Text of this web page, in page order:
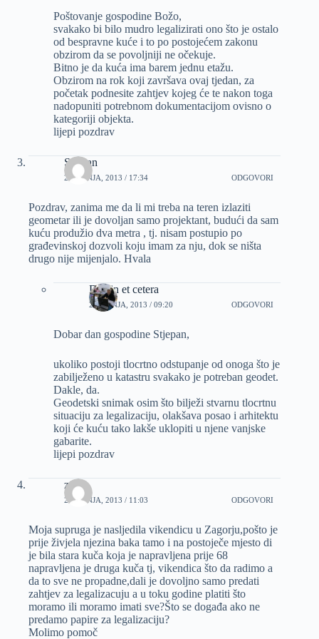
Poštovanje gospodine Božo,
svakako bi bilo mudro legalizirati ono što je ostalo
od bespravne kuće i to po postojećem zakonu
obzirom da se povoljniji ne očekuje.
Bitno je da kuća ima barem jednu etažu.
Obzirom na rok koji završava ovaj tjedan, za
početak podnesite zahtjev kojeg će te nakon toga
nadopuniti potrebnom dokumentacijom ovisno o
kategoriji objekta.
lijepi pozdrav
Stjepan
24 LIPNJA, 2013 / 17:34 ODGOVORI
Pozdrav, zanima me da li mi treba na teren izlaziti
geometar ili je dovoljan samo projektant, budući da sam
kuću produžio dva metra , tj. nisam postupio po
građevinskoj dozvoli koju imam za nju, dok se ništa
drugo nije mijenjalo. Hvala
Dizajn et cetera
25 LIPNJA, 2013 / 09:20 ODGOVORI
Dobar dan gospodine Stjepan,
ukoliko postoji tlocrtno odstupanje od onoga što je
zabilježeno u katastru svakako je potreban geodet.
Dakle, da.
Geodetski snimak osim što bilježi stvarnu tlocrtnu
situaciju za legalizaciju, olakšava posao i arhitektu
koji će kuću tako lakše uklopiti u njene vanjske
gabarite.
lijepi pozdrav
zoran
25 LIPNJA, 2013 / 11:03 ODGOVORI
Moja supruga je nasljedila vikendicu u Zagorju,pošto je
prije živjela njezina baka tamo i na postoječe mjesto di
je bila stara kuča koja je napravljena prije 68
napravljena je druga kuča tj, vikendica što da radimo a
da to sve ne propadne,dali je dovoljno samo predati
zahtjev za legalizacuju a u toku godine platiti što
moramo ili moramo imati sve?Što se događa ako ne
predamo papire za legalizaciju?
Molimo pomoč